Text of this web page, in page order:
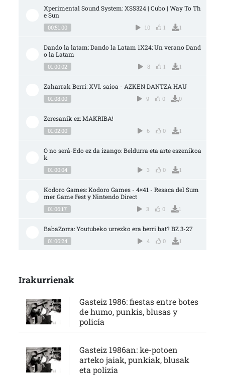
Xperimental Sound System: XSS324 | Cubo | Way To Th
e Sun
00:51:00 10 1 1
Dando la latam: Dando la Latam 1X24: Un verano Dand
o la Latam
01:00:02 8 1 1
Zaharrak Berri: XVI. saioa - AZKEN DANTZA HAU
01:08:00 9 0 0
Zeresanik ez: MAKRIBA!
01:02:00 6 0 1
O no será-Edo ez da izango: Beldurra eta arte eszenikoa
k
01:00:04 3 0 1
Kodoro Games: Kodoro Games - 4×41 - Resaca del Sum
mer Game Fest y Nintendo Direct
01:06:17 3 0 1
BabaZorra: Youtubeko urrezko era berri bat? BZ 3-27
01:06:24 4 0 1
Irakurrienak
Gasteiz 1986: fiestas entre botes
de humo, punkis, blusas y
policía
Gasteiz 1986an: ke-potoen
arteko jaiak, punkiak, blusak
eta polizia